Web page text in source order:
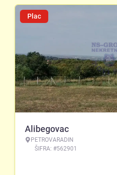
Plac
Alibegovac
PETROVARADIN
ŠIFRA: #562901